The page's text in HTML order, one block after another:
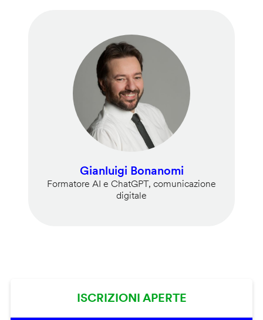
Gianluigi Bonanomi
Formatore AI e ChatGPT, comunicazione
digitale
ISCRIZIONI APERTE